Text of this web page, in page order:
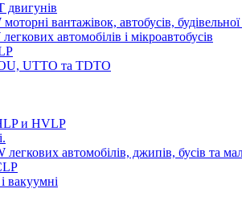
двигунів
вантажівок, автобусів,
автомобілів і мікроавтобусів
UTTO та TDTO
и HVLP
автомобілів, джипів, бусів та
вакуумні